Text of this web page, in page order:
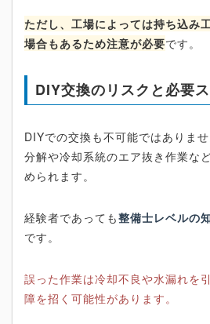
ただし、工場によっては持ち込み
場合もあるため注意が必要です。
DIY交換のリスクと必要
DIYでの交換も不可能ではありま
分解や冷却系統のエア抜き作業な
められます。
経験者であっても整備士レベルの
です。
誤った作業は冷却不良や水漏れを
障を招く可能性があります。